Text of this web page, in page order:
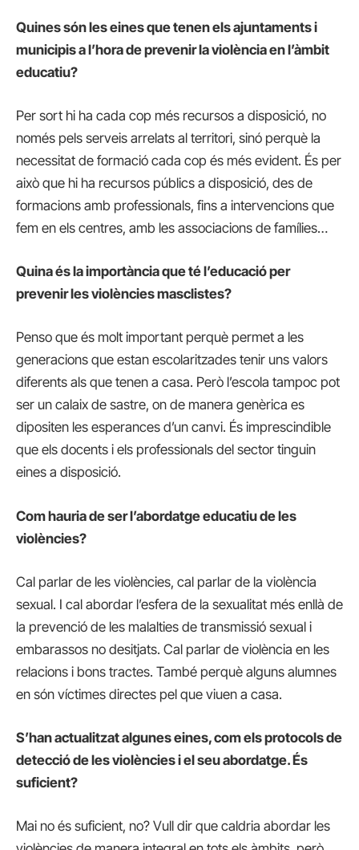
Quines són les eines que tenen els ajuntaments i
municipis a l’hora de prevenir la violència en l’àmbit
educatiu?
Per sort hi ha cada cop més recursos a disposició, no
només pels serveis arrelats al territori, sinó perquè la
necessitat de formació cada cop és més evident. És per
això que hi ha recursos públics a disposició, des de
formacions amb professionals, fins a intervencions que
fem en els centres, amb les associacions de famílies…
Quina és la importància que té l’educació per
prevenir les violències masclistes?
Penso que és molt important perquè permet a les
generacions que estan escolaritzades tenir uns valors
diferents als que tenen a casa. Però l’escola tampoc pot
ser un calaix de sastre, on de manera genèrica es
dipositen les esperances d’un canvi. És imprescindible
que els docents i els professionals del sector tinguin
eines a disposició.
Com hauria de ser l’abordatge educatiu de les
violències?
Cal parlar de les violències, cal parlar de la violència
sexual. I cal abordar l’esfera de la sexualitat més enllà de
la prevenció de les malalties de transmissió sexual i
embarassos no desitjats. Cal parlar de violència en les
relacions i bons tractes. També perquè alguns alumnes
en són víctimes directes pel que viuen a casa.
S’han actualitzat algunes eines, com els protocols de
detecció de les violències i el seu abordatge. És
suficient?
Mai no és suficient, no? Vull dir que caldria abordar les